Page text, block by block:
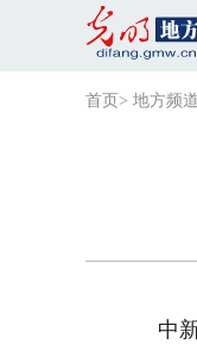
首页 > 地方频道
中新